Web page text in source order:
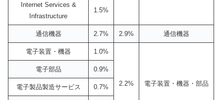
Internet Services &
Infrastructure
1.5%
通信機器 2.7% 2.9% 通信機器
電子装置・機器 1.0%
2.2% 電子装置・機器・部品
電子部品 0.9%
電子製品製造サービス 0.7%